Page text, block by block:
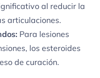
al reducir la
articulaciones.
Para lesiones
los esteroides
de curación.